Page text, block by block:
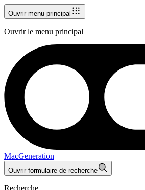
Ouvrir menu principal
Ouvrir le menu principal
MacGeneration
Ouvrir formulaire de recherche
Recherche